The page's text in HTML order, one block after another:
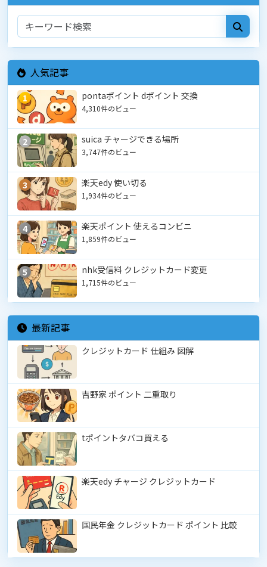
人気記事
1 pontaポイント dポイント 交換
4,310件のビュー
2 suica チャージできる場所
3,747件のビュー
3 楽天edy 使い切る
1,934件のビュー
4 楽天ポイント 使えるコンビニ
1,859件のビュー
5 nhk受信料 クレジットカード変更
1,715件のビュー
最新記事
クレジットカード 仕組み 図解
吉野家 ポイント 二重取り
tポイントタバコ買える
楽天edy チャージ クレジットカード
国民年金 クレジットカード ポイント 比較